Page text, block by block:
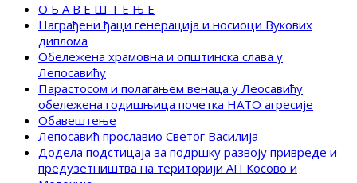
О Б А В Е Ш Т Е Њ Е
Награђени ђаци генерација и носиоци Вукових
диплома
Обележена храмовна и општинска слава у
Лепосавићу
Парастосом и полагањем венаца у Леосавићу
обележена годишњица почетка НАТО агресије
Обавештење
Лепосавић прославио Светог Василија
Додела подстицаја за подршку развоју привреде и
предузетништва на територији АП Косово и